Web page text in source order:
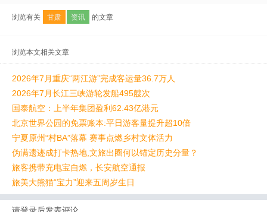
浏览有关 甘肃 资讯 的文章
浏览本文相关文章
2026年7月重庆“两江游”完成客运量36.7万人
2026年7月长江三峡游轮发船495艘次
国泰航空：上半年集团盈利62.43亿港元
北京世界公园的免票账本:平日游客量提升超10倍
宁夏原州“村BA”落幕 赛事点燃乡村文体活力
伪满遗迹成打卡热地,文旅出圈何以锚定历史分量？
旅客携带充电宝自燃，长安航空通报
旅美大熊猫“宝力”迎来五周岁生日